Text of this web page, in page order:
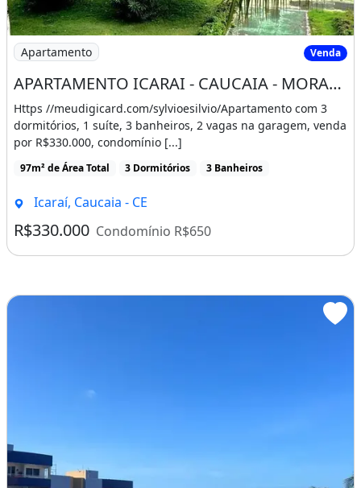
Imagem: APARTAMENTO ICARAI - CAUCAIA - MORADA DO
Apartamento Venda
APARTAMENTO ICARAI - CAUCAIA - MORADA DO SOL NASCENTE
Https //meudigicard.com/sylvioesilvio/Apartamento com 3
dormitórios, 1 suíte, 3 banheiros, 2 vagas na garagem, venda
por R$330.000, condomínio [...]
97m² de Área Total 3 Dormitórios 3 Banheiros
Icaraí, Caucaia - CE
R$330.000 Condomínio R$650